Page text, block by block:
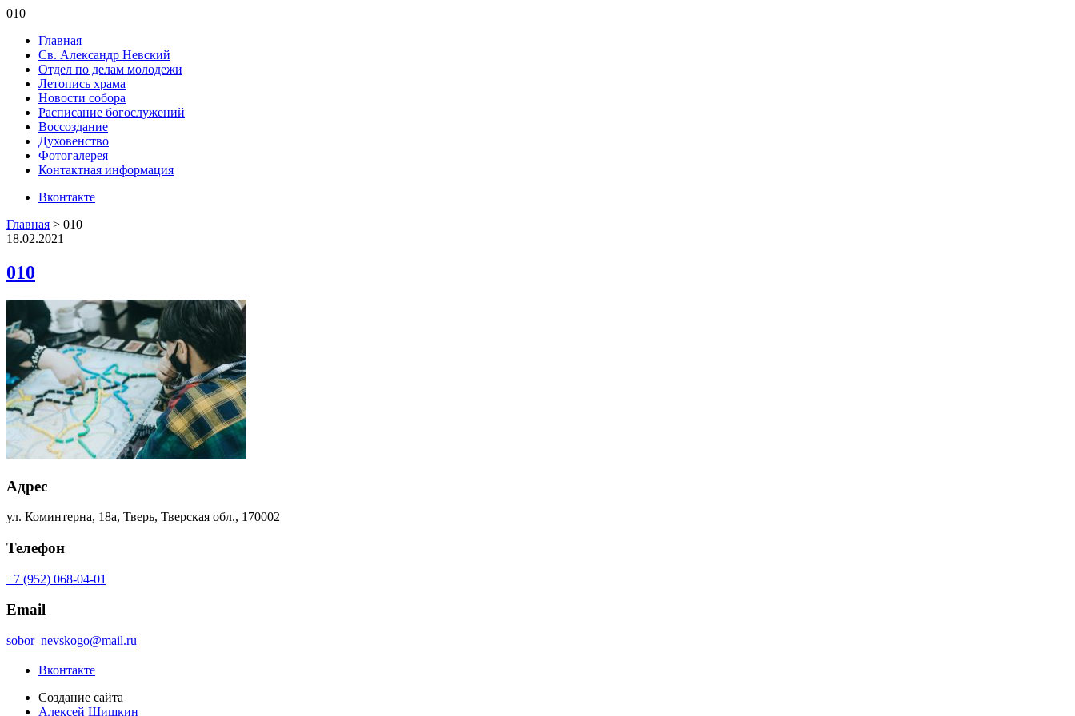
010
Главная
Св. Александр Невский
Отдел по делам молодежи
Летопись храма
Новости собора
Расписание богослужений
Воссоздание
Духовенство
Фотогалерея
Контактная информация
Вконтакте
Главная > 010
18.02.2021
010
Адрес
ул. Коминтерна, 18а, Тверь, Тверская обл., 170002
Телефон
+7 (952) 068-04-01
Email
sobor_nevskogo@mail.ru
Вконтакте
Создание сайта
Алексей Шишкин